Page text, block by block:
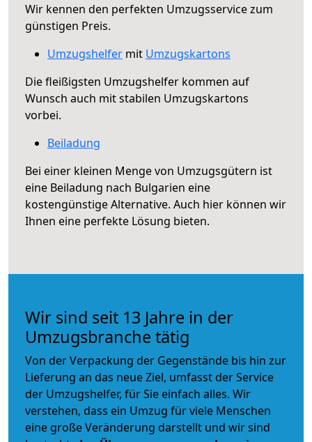
Wir kennen den perfekten Umzugsservice zum
günstigen Preis.
Umzugshelfer mit Umzugskartons
Die fleißigsten Umzugshelfer kommen auf
Wunsch auch mit stabilen Umzugskartons
vorbei.
Beiladung
Bei einer kleinen Menge von Umzugsgütern ist
eine Beiladung nach Bulgarien eine
kostengünstige Alternative. Auch hier können wir
Ihnen eine perfekte Lösung bieten.
Wir sind seit 13 Jahre in der
Umzugsbranche tätig
Von der Verpackung der Gegenstände bis hin zur
Lieferung an das neue Ziel, umfasst der Service
der Umzugshelfer, für Sie einfach alles. Wir
verstehen, dass ein Umzug für viele Menschen
eine große Veränderung darstellt und wir sind